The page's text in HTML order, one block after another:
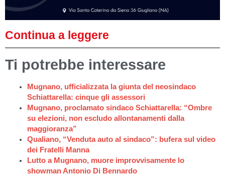
Continua a leggere
Ti potrebbe interessare
Mugnano, ufficializzata la giunta del neosindaco
Schiattarella: cinque gli assessori
Mugnano, proclamato sindaco Schiattarella: “Ombre
su elezioni, non escludo allontanamenti dalla
maggioranza”
Qualiano, “Venduta auto al sindaco”: bufera sul video
dei Fratelli Manna
Lutto a Mugnano, muore improvvisamente lo
showman Antonio Di Bennardo